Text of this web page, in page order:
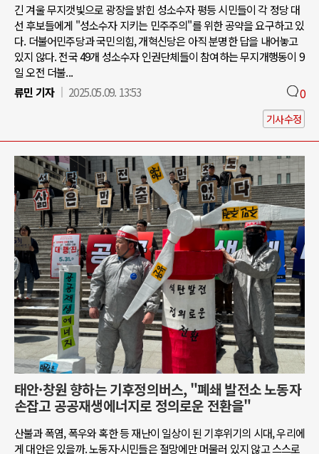
긴 겨울 무지갯빛으로 광장을 밝힌 성소수자 평등 시민들이 각 정당 대
선 후보들에게 "성소수자 지키는 민주주의"를 위한 공약을 요구하고 있
다. 더불어민주당과 국민의힘, 개혁신당은 아직 분명한 답을 내어놓고
있지 않다. 전국 49개 성소수자 인권단체들이 참여하는 무지개행동이 9
일 오전 더불...
류민 기자
2025.05.09. 13:53 0
기사수정
태안·창원 향하는 기후정의버스, "폐쇄 발전소 노동자
손잡고 공공재생에너지로 정의로운 전환을"
산불과 폭염, 폭우와 혹한 등 재난이 일상이 된 기후위기의 시대, 우리에
게 대안은 있을까. 노동자·시민들은 절망에만 머물러 있지 않고 스스로